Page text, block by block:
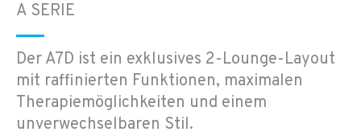
A SERIE
Der A7D ist ein exklusives 2-Lounge-Layout
mit raffinierten Funktionen, maximalen
Therapiemöglichkeiten und einem
unverwechselbaren Stil.